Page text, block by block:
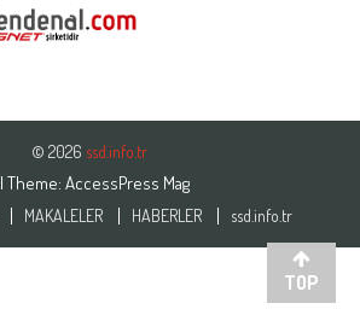
© 2026 ssd.info.tr
| Theme: AccessPress Mag
MAKALELER HABERLER ssd.info.tr
TOP